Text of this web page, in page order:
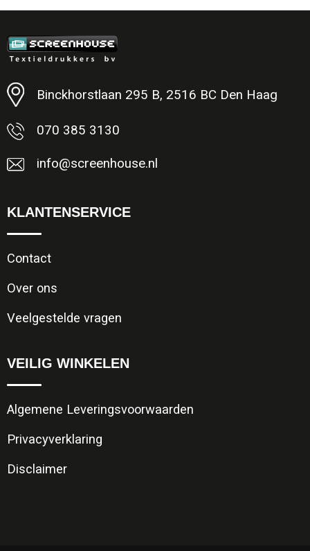
Minimale afname: 1
Binckhorstlaan 295 B, 2516 BC Den Haag
070 385 3130
info@screenhouse.nl
KLANTENSERVICE
Contact
Over ons
Veelgestelde vragen
VEILIG WINKELEN
Algemene Leveringsvoorwaarden
Privacyverklaring
Disclaimer